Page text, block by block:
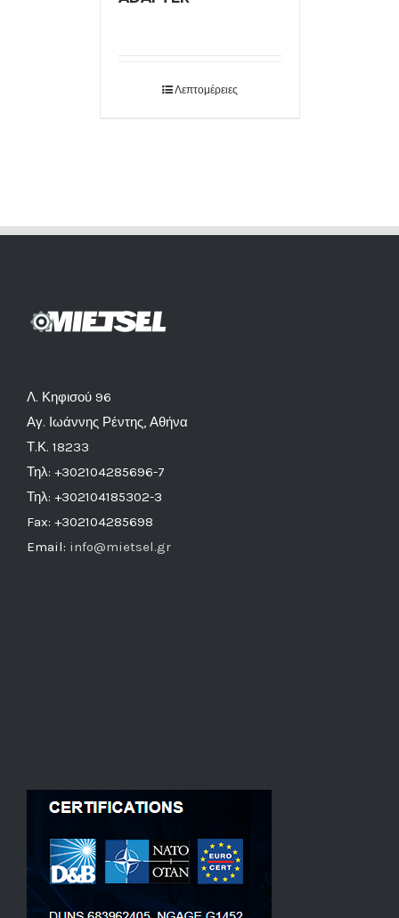
Λεπτομέρειες
Λ. Κηφισού 96
Αγ. Ιωάννης Ρέντης, Αθήνα
Τ.Κ. 18233
Τηλ: +302104285696-7
Τηλ: +302104185302-3
Fax: +302104285698
Email: info@mietsel.gr